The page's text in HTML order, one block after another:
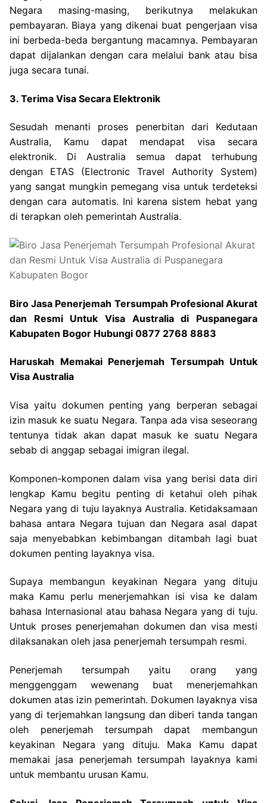
Negara masing-masing, berikutnya melakukan
pembayaran. Biaya yang dikenai buat pengerjaan visa
ini berbeda-beda bergantung macamnya. Pembayaran
dapat dijalankan dengan cara melalui bank atau bisa
juga secara tunai.
3. Terima Visa Secara Elektronik
Sesudah menanti proses penerbitan dari Kedutaan
Australia, Kamu dapat mendapat visa secara
elektronik. Di Australia semua dapat terhubung
dengan ETAS (Electronic Travel Authority System)
yang sangat mungkin pemegang visa untuk terdeteksi
dengan cara automatis. Ini karena sistem hebat yang
di terapkan oleh pemerintah Australia.
Biro Jasa Penerjemah Tersumpah Profesional Akurat
dan Resmi Untuk Visa Australia di Puspanegara
Kabupaten Bogor Hubungi 0877 2768 8883
Haruskah Memakai Penerjemah Tersumpah Untuk
Visa Australia
Visa yaitu dokumen penting yang berperan sebagai
izin masuk ke suatu Negara. Tanpa ada visa seseorang
tentunya tidak akan dapat masuk ke suatu Negara
sebab di anggap sebagai imigran ilegal.
Komponen-komponen dalam visa yang berisi data diri
lengkap Kamu begitu penting di ketahui oleh pihak
Negara yang di tuju layaknya Australia. Ketidaksamaan
bahasa antara Negara tujuan dan Negara asal dapat
saja menyebabkan kebimbangan ditambah lagi buat
dokumen penting layaknya visa.
Supaya membangun keyakinan Negara yang dituju
maka Kamu perlu menerjemahkan isi visa ke dalam
bahasa Internasional atau bahasa Negara yang di tuju.
Untuk proses penerjemahan dokumen dan visa mesti
dilaksanakan oleh jasa penerjemah tersumpah resmi.
Penerjemah tersumpah yaitu orang yang
menggenggam wewenang buat menerjemahkan
dokumen atas izin pemerintah. Dokumen layaknya visa
yang di terjemahkan langsung dan diberi tanda tangan
oleh penerjemah tersumpah dapat membangun
keyakinan Negara yang dituju. Maka Kamu dapat
memakai jasa penerjemah tersumpah layaknya kami
untuk membantu urusan Kamu.